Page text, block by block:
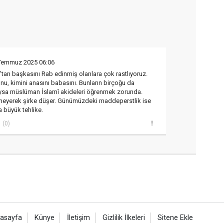
2025 06:06
başkasını Rab edinmiş olanlara çok rastlıyoruz.
kimini anasını babasını. Bunların birçoğu da
müslüman İslamî akideleri öğrenmek zorunda.
şirke düşer. Günümüzdeki maddeperstlik ise
büyük tehlike.
(0)
Künye İletişim Gizlilik İlkeleri Sitene Ekle